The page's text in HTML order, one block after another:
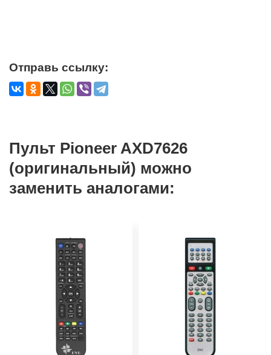
Отправь ссылку:
Пульт Pioneer AXD7626
(оригинальный) можно
заменить аналогами: